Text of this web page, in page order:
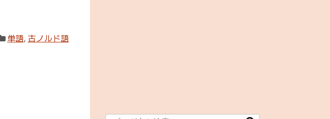
単語, 古ノルド語